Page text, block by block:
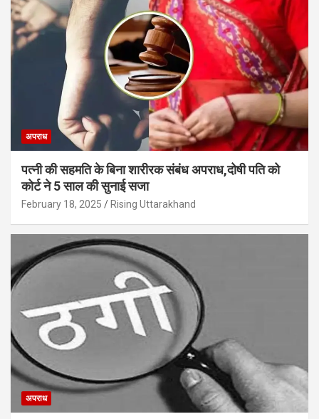
अपराध
पत्नी की सहमति के बिना शारीरक संबंध अपराध,दोषी पति को
कोर्ट ने 5 साल की सुनाई सजा
February 18, 2025 Rising Uttarakhand
अपराध